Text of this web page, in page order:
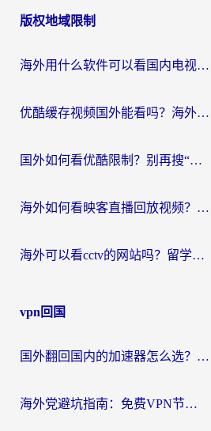
版权地域限制
海外用什么软件可以看国内电视？留学生亲测有效的追剧自由指南
优酷缓存视频国外能看吗？海外党追剧看片的终极解决方案来了
国外如何看优酷限制？别再搜“在日本哪个软件可以看中国电视剧”，这篇教你搞定
海外如何看映客直播回放视频？这份攻略帮你搞定（附腾讯优酷观看技巧）
海外可以看cctv的网站吗？留学生亲测有效的回国追剧方案
vpn回国
国外翻回国内的加速器怎么选？海外党亲测实用指南，告别地域限制
海外党避坑指南：免费VPN节点真的靠谱吗？教你选对回国加速器无缝访问国内资源